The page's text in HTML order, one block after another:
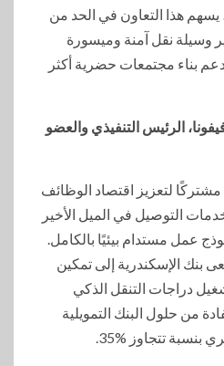
يسهم هذا التعاون في الحد من
وسيلة نقل آمنة وميسورة
بناء مجتمعات حضرية أكثر
الرئيس التنفيذي والعضو
لتعزيز اقتصاد الوظائف
التوصيل في الميل الأخير
عمل مستدام بيئيًا بالكامل.
بنك الإسكندرية إلى تمكين
دراجات التنقل الذكي
من حلول البنك التمويلية
بنسبة تتجاوز %35.